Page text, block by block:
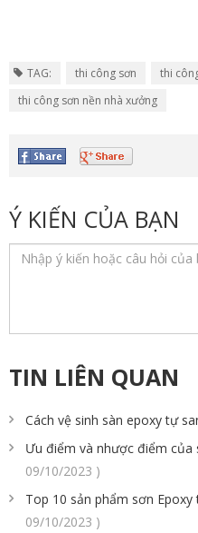
TAG: thi công sơn
thi
thi công sơn nền nhà xưởng
Ý KIẾN CỦA BẠN
TIN LIÊN QUAN
Cách vệ sinh sàn epoxy tự
Ưu điểm và nhược điểm của
09/10/2023 )
Top 10 sản phẩm sơn
09/10/2023 )